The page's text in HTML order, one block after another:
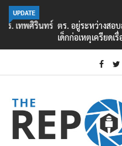
UPDATE
ตร. อยู่ระหว่างสอบสวนแรงจูงใจ
เด็กก่อเหตุเครียดเรื่องเรียน